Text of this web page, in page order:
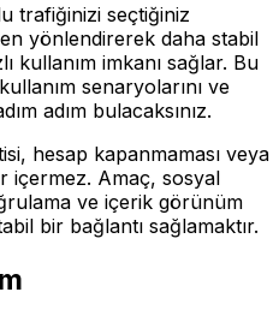
trafiğinizi seçtiğiniz
yönlendirerek daha stabil
kullanım imkanı sağlar. Bu
senaryolarını ve
adım bulacaksınız.
hesap kapanmaması veya
içermez. Amaç, sosyal
ve içerik görünüm
bir bağlantı sağlamaktır.